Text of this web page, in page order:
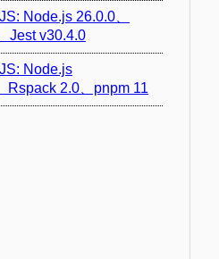
Node.js 26.0.0、
Jest v30.4.0
Node.js
Rspack 2.0、pnpm 11